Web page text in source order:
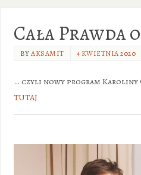
Cała Prawda
BYAKSAMIT 4 KWIETNIA 2020
… czyli nowy program Karoliny
TUTAJ